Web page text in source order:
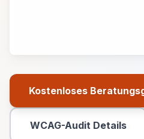
Kostenloses
WCAG-Audit Details
Sekundäre